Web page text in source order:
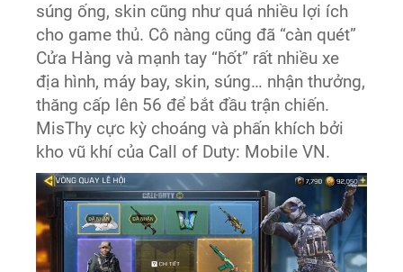
súng ống, skin cũng như quá nhiều lợi ích
cho game thủ. Cô nàng cũng đã “càn quét”
Cửa Hàng và mạnh tay “hốt” rất nhiều xe
địa hình, máy bay, skin, súng… nhận thưởng,
thăng cấp lên 56 để bắt đầu trận chiến.
MisThy cực kỳ choáng và phấn khích bởi
kho vũ khí của Call of Duty: Mobile VN.